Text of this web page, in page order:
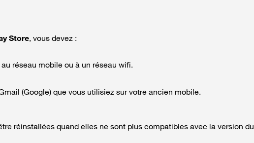
Store, vous devez :
réseau mobile ou à un réseau wifi.
(Google) que vous utilisiez sur votre ancien mobile.
réinstallées quand elles ne sont plus compatibles avec la version du